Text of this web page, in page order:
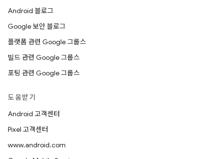
Android 블로그
Google 보안 블로그
플랫폼 관련 Google 그룹스
빌드 관련 Google 그룹스
포팅 관련 Google 그룹스
도움받기
Android 고객센터
Pixel 고객센터
www.android.com